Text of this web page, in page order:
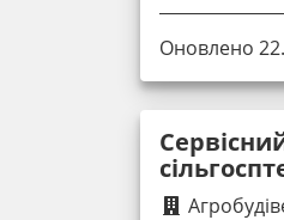
Оновлено